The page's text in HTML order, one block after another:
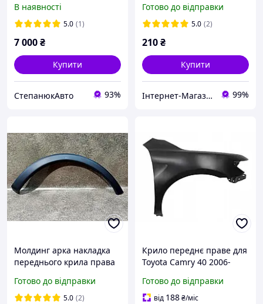
Sprinter, VW LT-35 95-06р.
ціна за штуку,тел
В наявності
5.0 (1)
7 000₴
Купити
СтепанюкАвто 93%
Готово до відправки
5.0 (2)
210₴
Купити
Інтернет-Магазин БУСІК 99%
Молдинг арка накладка
переднього крила права
Опель Комбо Opel Combo
2001-2011
Готово до відправки
5.0 (2)
Крило переднє праве для
Toyota Camry 40 2006-
Готово до відправки
від 188₴/міс